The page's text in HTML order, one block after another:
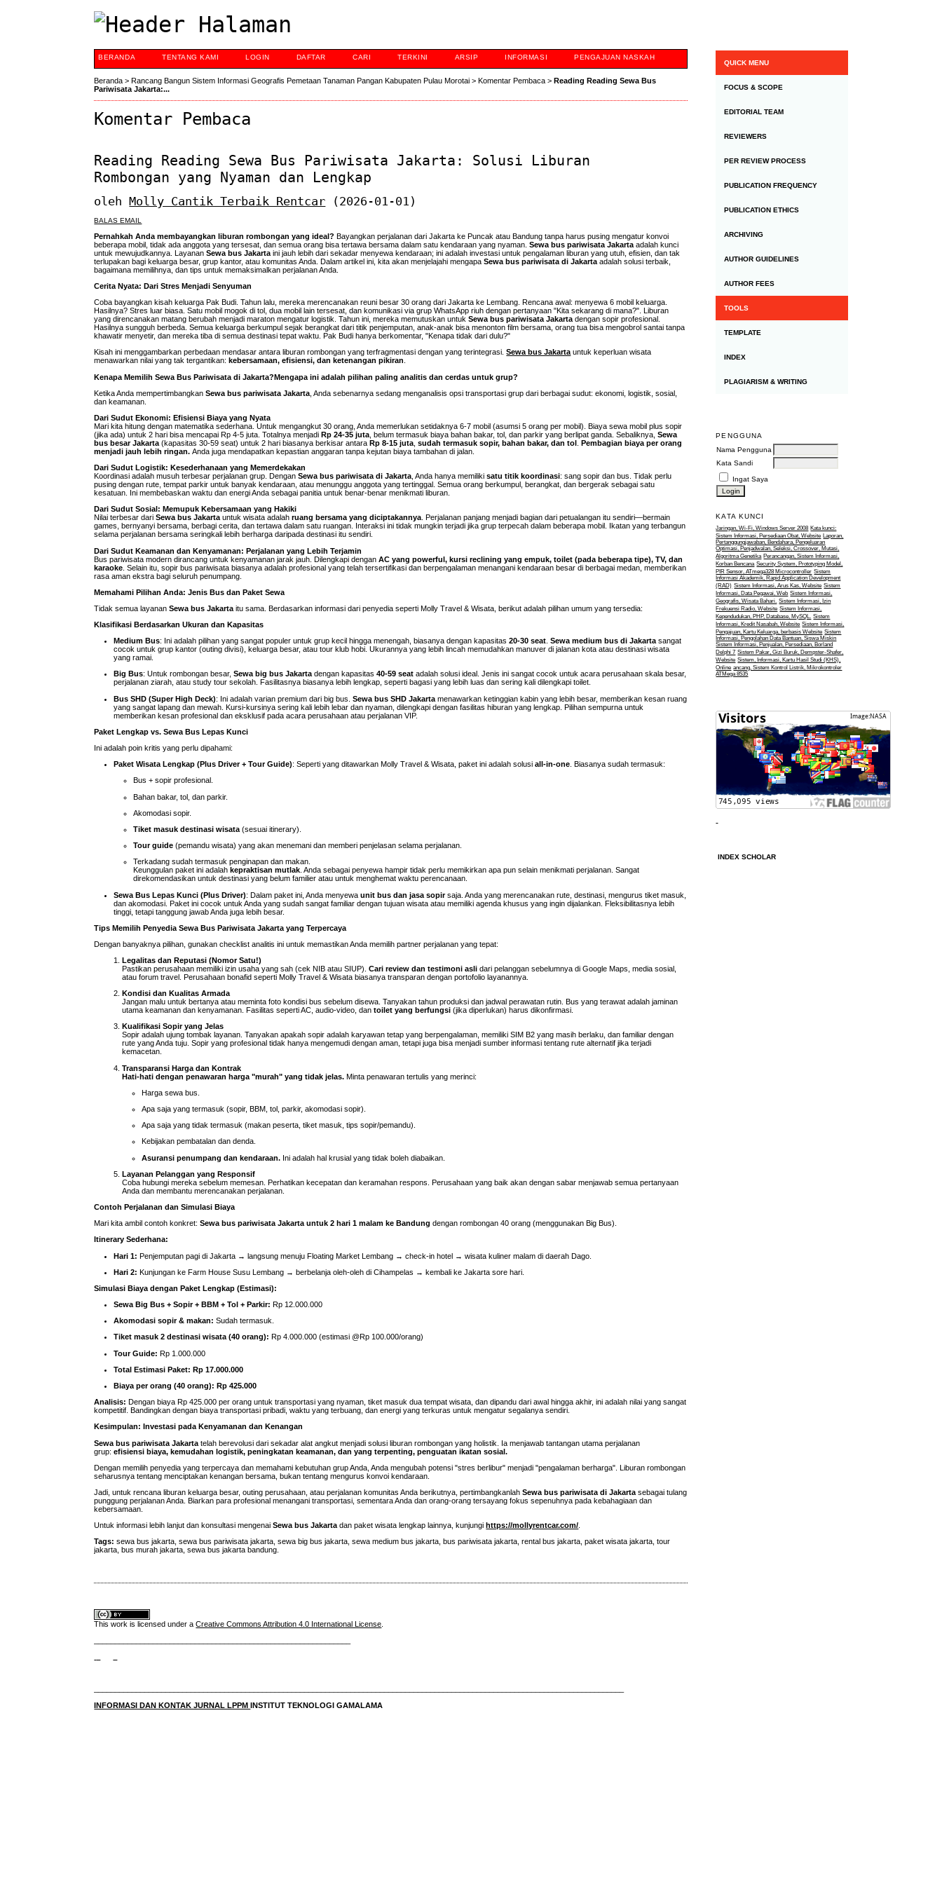
QUICK MENU
FOCUS & SCOPE
EDITORIAL TEAM
REVIEWERS
PER REVIEW PROCESS
PUBLICATION FREQUENCY
PUBLICATION ETHICS
ARCHIVING
AUTHOR GUIDELINES
AUTHOR FEES
TOOLS
TEMPLATE
INDEX
PLAGIARISM & WRITING
PENGGUNA
Nama Pengguna
Kata Sandi
Ingat Saya
KATA KUNCI
Jaringan, Wi-Fi, Windows Server 2008 Kata kunci:
Sistem Informasi, Persediaan Obat, Website Laporan,
Pertanggungjawaban, Bendahara, Pengeluaran
Optimasi, Penjadwalan, Seleksi, Crossover, Mutasi,
Algoritma Genetika Perancangan, Sistem Informasi,
Korban Bencana Security System, Prototyping Model,
PIR Sensor, ATmega328 Microcontroller Sistem
Informasi Akademik, Rapid Application Development
(RAD) Sistem Informasi, Arus Kas, Website Sistem
Informasi, Data Pegawai, Web Sistem Informasi,
Geografis, Wisata Bahari. Sistem Informasi, Izin
Frekuensi Radio, Website Sistem Informasi,
Kependudukan, PHP, Database, MySQL. Sistem
Informasi, Kredit Nasabah, Website Sistem Informasi,
Pengajuan, Kartu Keluarga, berbasis Website Sistem
Informasi, Pengolahan Data Bantuan, Siswa Miskin
Sistem Informasi, Penjualan, Persediaan, Borland
Delphi 7 Sistem Pakar, Gizi Buruk, Dempster-Shafer,
Website Sistem, Informasi, Kartu Hasil Studi (KHS),
Online ancang, Sistem Kontrol Listrik, Mikrokontroler
ATMega 8535
INDEX SCHOLAR
BERANDA TENTANG KAMI LOGIN DAFTAR CARI TERKINI ARSIP INFORMASI PENGAJUAN NASKAH
Beranda >Rancang Bangun Sistem Informasi Geografis Pemetaan Tanaman Pangan Kabupaten Pulau Morotai >Komentar Pembaca >Reading Reading Sewa Bus
Pariwisata Jakarta:...
Komentar Pembaca
Reading Reading Sewa Bus Pariwisata Jakarta: Solusi Liburan
Rombongan yang Nyaman dan Lengkap
olehMolly Cantik Terbaik Rentcar (2026-01-01)
BALAS EMAIL
Pernahkah Anda membayangkan liburan rombongan yang ideal? Bayangkan perjalanan dari Jakarta ke Puncak atau Bandung tanpa harus pusing mengatur konvoi
beberapa mobil, tidak ada anggota yang tersesat, dan semua orang bisa tertawa bersama dalam satu kendaraan yang nyaman.Sewa bus pariwisata Jakarta adalah kunci
untuk mewujudkannya. LayananSewa bus Jakarta ini jauh lebih dari sekadar menyewa kendaraan; ini adalah investasi untuk pengalaman liburan yang utuh, efisien, dan tak
terlupakan bagi keluarga besar, grup kantor, atau komunitas Anda. Dalam artikel ini, kita akan menjelajahi mengapaSewa bus pariwisata di Jakarta adalah solusi terbaik,
bagaimana memilihnya, dan tips untuk memaksimalkan perjalanan Anda.
Cerita Nyata: Dari Stres Menjadi Senyuman
Coba bayangkan kisah keluarga Pak Budi. Tahun lalu, mereka merencanakan reuni besar 30 orang dari Jakarta ke Lembang. Rencana awal: menyewa 6 mobil keluarga.
Hasilnya? Stres luar biasa. Satu mobil mogok di tol, dua mobil lain tersesat, dan komunikasi via grup WhatsApp riuh dengan pertanyaan "Kita sekarang di mana?". Liburan
yang direncanakan matang berubah menjadi maraton mengatur logistik. Tahun ini, mereka memutuskan untukSewa bus pariwisata Jakarta dengan sopir profesional.
Hasilnya sungguh berbeda. Semua keluarga berkumpul sejak berangkat dari titik penjemputan, anak-anak bisa menonton film bersama, orang tua bisa mengobrol santai tanpa
khawatir menyetir, dan mereka tiba di semua destinasi tepat waktu. Pak Budi hanya berkomentar, "Kenapa tidak dari dulu?"
Kisah ini menggambarkan perbedaan mendasar antara liburan rombongan yang terfragmentasi dengan yang terintegrasi.Sewa bus Jakartauntuk keperluan wisata
menawarkan nilai yang tak tergantikan: kebersamaan, efisiensi, dan ketenangan pikiran.
Kenapa Memilih Sewa Bus Pariwisata di Jakarta?Mengapa ini adalah pilihan paling analitis dan cerdas untuk grup?
Ketika Anda mempertimbangkanSewa bus pariwisata Jakarta , Anda sebenarnya sedang menganalisis opsi transportasi grup dari berbagai sudut: ekonomi, logistik, sosial,
dan keamanan.
Dari Sudut Ekonomi: Efisiensi Biaya yang Nyata
Mari kita hitung dengan matematika sederhana. Untuk mengangkut 30 orang, Anda memerlukan setidaknya 6-7 mobil (asumsi 5 orang per mobil). Biaya sewa mobil plus sopir
(jika ada) untuk 2 hari bisa mencapai Rp 4-5 juta. Totalnya menjadiRp 24-35 juta , belum termasuk biaya bahan bakar, tol, dan parkir yang berlipat ganda. Sebaliknya,Sewa
bus besar Jakarta (kapasitas 30-59 seat) untuk 2 hari biasanya berkisar antaraRp 8-15 juta ,sudah termasuk sopir, bahan bakar, dan tol .Pembagian biaya per orang
menjadi jauh lebih ringan. Anda juga mendapatkan kepastian anggaran tanpa kejutan biaya tambahan di jalan.
Dari Sudut Logistik: Kesederhanaan yang Memerdekakan
Koordinasi adalah musuh terbesar perjalanan grup. DenganSewa bus pariwisata di Jakarta , Anda hanya memilikisatu titik koordinasi: sang sopir dan bus. Tidak perlu
pusing dengan rute, tempat parkir untuk banyak kendaraan, atau menunggu anggota yang tertinggal. Semua orang berkumpul, berangkat, dan bergerak sebagai satu
kesatuan. Ini membebaskan waktu dan energi Anda sebagai panitia untuk benar-benar menikmati liburan.
Dari Sudut Sosial: Memupuk Kebersamaan yang Hakiki
Nilai terbesar dariSewa bus Jakarta untuk wisata adalahruang bersama yang diciptakannya . Perjalanan panjang menjadi bagian dari petualangan itu sendiri—bermain
games, bernyanyi bersama, berbagi cerita, dan tertawa dalam satu ruangan. Interaksi ini tidak mungkin terjadi jika grup terpecah dalam beberapa mobil. Ikatan yang terbangun
selama perjalanan bersama seringkali lebih berharga daripada destinasi itu sendiri.
Dari Sudut Keamanan dan Kenyamanan: Perjalanan yang Lebih Terjamin
Bus pariwisata modern dirancang untuk kenyamanan jarak jauh. Dilengkapi denganAC yang powerful, kursi reclining yang empuk, toilet (pada beberapa tipe), TV, dan
karaoke . Selain itu, sopir bus pariwisata biasanya adalah profesional yang telah tersertifikasi dan berpengalaman menangani kendaraan besar di berbagai medan, memberikan
rasa aman ekstra bagi seluruh penumpang.
Memahami Pilihan Anda: Jenis Bus dan Paket Sewa
Tidak semua layananSewa bus Jakarta itu sama. Berdasarkan informasi dari penyedia seperti Molly Travel & Wisata, berikut adalah pilihan umum yang tersedia:
Klasifikasi Berdasarkan Ukuran dan Kapasitas
Medium Bus: Ini adalah pilihan yang sangat populer untuk grup kecil hingga menengah, biasanya dengan kapasitas20-30 seat .Sewa medium bus di Jakarta sangat
cocok untuk grup kantor (outing divisi), keluarga besar, atau tour klub hobi. Ukurannya yang lebih lincah memudahkan manuver di jalanan kota atau destinasi wisata
yang ramai.
Big Bus: Untuk rombongan besar,Sewa big bus Jakartadengan kapasitas40-59 seat adalah solusi ideal. Jenis ini sangat cocok untuk acara perusahaan skala besar,
perjalanan ziarah, atau study tour sekolah. Fasilitasnya biasanya lebih lengkap, seperti bagasi yang lebih luas dan sering kali dilengkapi toilet.
Bus SHD (Super High Deck): Ini adalah varian premium dari big bus.Sewa bus SHD Jakarta menawarkan ketinggian kabin yang lebih besar, memberikan kesan ruang
yang sangat lapang dan mewah. Kursi-kursinya sering kali lebih lebar dan nyaman, dilengkapi dengan fasilitas hiburan yang lengkap. Pilihan sempurna untuk
memberikan kesan profesional dan eksklusif pada acara perusahaan atau perjalanan VIP.
Paket Lengkap vs. Sewa Bus Lepas Kunci
Ini adalah poin kritis yang perlu dipahami:
Paket Wisata Lengkap (Plus Driver + Tour Guide): Seperti yang ditawarkan Molly Travel & Wisata, paket ini adalah solusiall-in-one . Biasanya sudah termasuk:
Bus + sopir profesional.
Bahan bakar, tol, dan parkir.
Akomodasi sopir.
Tiket masuk destinasi wisata (sesuai itinerary).
Tour guide (pemandu wisata) yang akan menemani dan memberi penjelasan selama perjalanan.
Terkadang sudah termasuk penginapan dan makan.
Keunggulan paket ini adalah kepraktisan mutlak . Anda sebagai penyewa hampir tidak perlu memikirkan apa pun selain menikmati perjalanan. Sangat
direkomendasikan untuk destinasi yang belum familier atau untuk menghemat waktu perencanaan.
Sewa Bus Lepas Kunci (Plus Driver): Dalam paket ini, Anda menyewaunit bus dan jasa sopirsaja. Anda yang merencanakan rute, destinasi, mengurus tiket masuk,
dan akomodasi. Paket ini cocok untuk Anda yang sudah sangat familiar dengan tujuan wisata atau memiliki agenda khusus yang ingin dijalankan. Fleksibilitasnya lebih
tinggi, tetapi tanggung jawab Anda juga lebih besar.
Tips Memilih Penyedia Sewa Bus Pariwisata Jakarta yang Terpercaya
Dengan banyaknya pilihan, gunakan checklist analitis ini untuk memastikan Anda memilih partner perjalanan yang tepat:
Legalitas dan Reputasi (Nomor Satu!)
Pastikan perusahaan memiliki izin usaha yang sah (cek NIB atau SIUP).Cari review dan testimoni asli dari pelanggan sebelumnya di Google Maps, media sosial,
atau forum travel. Perusahaan bonafid seperti Molly Travel & Wisata biasanya transparan dengan portofolio layanannya.
Kondisi dan Kualitas Armada
Jangan malu untuk bertanya atau meminta foto kondisi bus sebelum disewa. Tanyakan tahun produksi dan jadwal perawatan rutin. Bus yang terawat adalah jaminan
utama keamanan dan kenyamanan. Fasilitas seperti AC, audio-video, dantoilet yang berfungsi (jika diperlukan) harus dikonfirmasi.
Kualifikasi Sopir yang Jelas
Sopir adalah ujung tombak layanan. Tanyakan apakah sopir adalah karyawan tetap yang berpengalaman, memiliki SIM B2 yang masih berlaku, dan familiar dengan
rute yang Anda tuju. Sopir yang profesional tidak hanya mengemudi dengan aman, tetapi juga bisa menjadi sumber informasi tentang rute alternatif jika terjadi
kemacetan.
Transparansi Harga dan Kontrak
Hati-hati dengan penawaran harga "murah" yang tidak jelas. Minta penawaran tertulis yang merinci:
Harga sewa bus.
Apa saja yang termasuk (sopir, BBM, tol, parkir, akomodasi sopir).
Apa saja yang tidak termasuk (makan peserta, tiket masuk, tips sopir/pemandu).
Kebijakan pembatalan dan denda.
Asuransi penumpang dan kendaraan. Ini adalah hal krusial yang tidak boleh diabaikan.
Layanan Pelanggan yang Responsif
Coba hubungi mereka sebelum memesan. Perhatikan kecepatan dan keramahan respons. Perusahaan yang baik akan dengan sabar menjawab semua pertanyaan
Anda dan membantu merencanakan perjalanan.
Contoh Perjalanan dan Simulasi Biaya
Mari kita ambil contoh konkret:Sewa bus pariwisata Jakarta untuk 2 hari 1 malam ke Bandung dengan rombongan 40 orang (menggunakan Big Bus).
Itinerary Sederhana:
Hari 1: Penjemputan pagi di Jakarta → langsung menuju Floating Market Lembang → check-in hotel → wisata kuliner malam di daerah Dago.
Hari 2: Kunjungan ke Farm House Susu Lembang → berbelanja oleh-oleh di Cihampelas → kembali ke Jakarta sore hari.
Simulasi Biaya dengan Paket Lengkap (Estimasi):
Sewa Big Bus + Sopir + BBM + Tol + Parkir: Rp 12.000.000
Akomodasi sopir & makan: Sudah termasuk.
Tiket masuk 2 destinasi wisata (40 orang): Rp 4.000.000 (estimasi @Rp 100.000/orang)
Tour Guide: Rp 1.000.000
Total Estimasi Paket: Rp 17.000.000
Biaya per orang (40 orang): Rp 425.000
Analisis: Dengan biaya Rp 425.000 per orang untuk transportasi yang nyaman, tiket masuk dua tempat wisata, dan dipandu dari awal hingga akhir, ini adalah nilai yang sangat
kompetitif. Bandingkan dengan biaya transportasi pribadi, waktu yang terbuang, dan energi yang terkuras untuk mengatur segalanya sendiri.
Kesimpulan: Investasi pada Kenyamanan dan Kenangan
Sewa bus pariwisata Jakarta telah berevolusi dari sekadar alat angkut menjadi solusi liburan rombongan yang holistik. Ia menjawab tantangan utama perjalanan
grup:efisiensi biaya, kemudahan logistik, peningkatan keamanan, dan yang terpenting, penguatan ikatan sosial.
Dengan memilih penyedia yang terpercaya dan memahami kebutuhan grup Anda, Anda mengubah potensi "stres berlibur" menjadi "pengalaman berharga". Liburan rombongan
seharusnya tentang menciptakan kenangan bersama, bukan tentang mengurus konvoi kendaraan.
Jadi, untuk rencana liburan keluarga besar, outing perusahaan, atau perjalanan komunitas Anda berikutnya, pertimbangkanlahSewa bus pariwisata di Jakarta sebagai tulang
punggung perjalanan Anda. Biarkan para profesional menangani transportasi, sementara Anda dan orang-orang tersayang fokus sepenuhnya pada kebahagiaan dan
kebersamaan.
Untuk informasi lebih lanjut dan konsultasi mengenaiSewa bus Jakarta dan paket wisata lengkap lainnya, kunjungihttps://mollyrentcar.com/
Tags: sewa bus jakarta, sewa bus pariwisata jakarta, sewa big bus jakarta, sewa medium bus jakarta, bus pariwisata jakarta, rental bus jakarta, paket wisata jakarta, tour
jakarta, bus murah jakarta, sewa bus jakarta bandung.
This work is licensed under aCreative Commons Attribution 4.0 International License
INFORMASI DAN KONTAK JURNAL LPPMINSTITUT TEKNOLOGI GAMALAMA